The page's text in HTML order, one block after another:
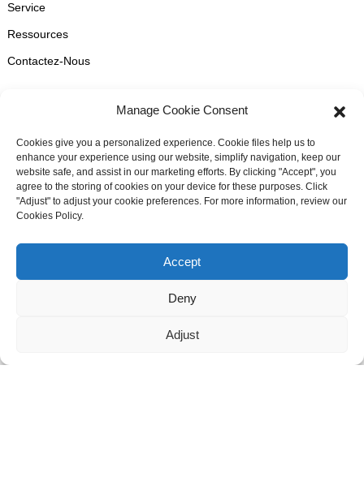
Discutez avec nous maintenant
Service
Ressources
Contactez-Nous
CONTACTEZ-NOUS
3F, n° 6, lot Est, route de la ville de Dali, district de Nanhai,
ville de Foshan
Manage Cookie Consent
Cookies give you a personalized experience. Cookie files help us to
enhance your experience using our website, simplify navigation, keep our
website safe, and assist in our marketing efforts. By clicking "Accept", you
agree to the storing of cookies on your device for these purposes. Click
"Adjust" to adjust your cookie preferences. For more information, review our
Cookies Policy.
Accept
Deny
Adjust